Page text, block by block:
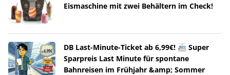
Eismaschine mit zwei Behältern im Check!
DB Last-Minute-Ticket ab 6,99€! 🚈 Super
Sparpreis Last Minute für spontane
Bahnreisen im Frühjahr &amp; Sommer